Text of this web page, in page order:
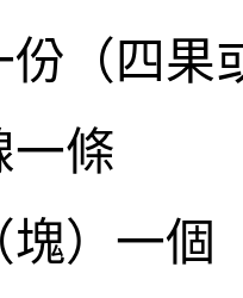
份（四果
一條
塊）一個